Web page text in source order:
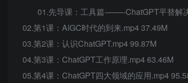
01.先导课：工具篇-——-ChatGPT平替解
02.第1课：AIGC时代的到来.mp4 37.49M
03.第2课：认识ChatGPT.mp4 99.87M
04.第3课：ChatGPT工作原理.mp4 63.46M
05.第4课：ChatGPT四大领域的应用.mp4